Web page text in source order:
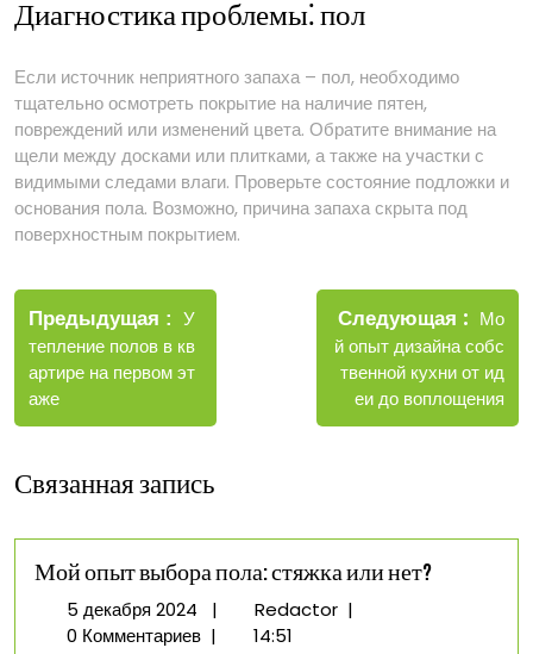
Диагностика проблемы⁚ пол
Если источник неприятного запаха – пол, необходимо
тщательно осмотреть покрытие на наличие пятен,
повреждений или изменений цвета. Обратите внимание на
щели между досками или плитками, а также на участки с
видимыми следами влаги. Проверьте состояние подложки и
основания пола. Возможно, причина запаха скрыта под
поверхностным покрытием.
Навигация
по
записям
Предыдущая
Старые
записи
У
тепление полов в кв
артире на первом эт
аже
Следующая
Новые
записи
Мо
й опыт дизайна собс
твенной кухни от ид
еи до воплощения
Связанная запись
Мой опыт выбора пола: стяжка или нет?
5 декабря 20245
декабря
| RedactorМой
|
0 Комментариев |
14:51